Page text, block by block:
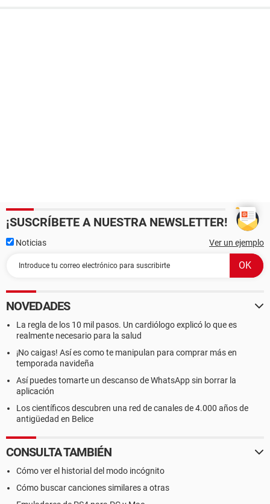
¡SUSCRÍBETE A NUESTRA NEWSLETTER!
Noticias Ver un ejemplo
NOVEDADES
La regla de los 10 mil pasos. Un cardiólogo explicó lo que es
realmente necesario para la salud
¡No caigas! Así es como te manipulan para comprar más en
temporada navideña
Así puedes tomarte un descanso de WhatsApp sin borrar la
aplicación
Los científicos descubren una red de canales de 4.000 años de
antigüedad en Belice
CONSULTA TAMBIÉN
Cómo ver el historial del modo incógnito
Cómo buscar canciones similares a otras